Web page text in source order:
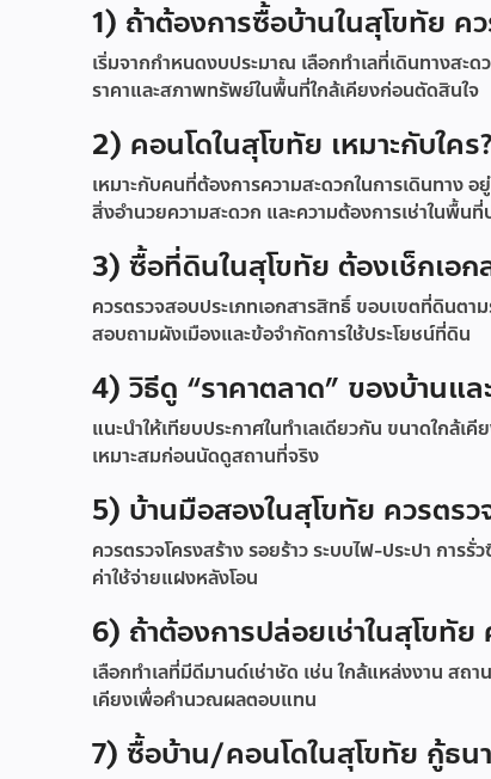
1) ถ้าต้องการซื้อบ้านในสุโขทัย คว
เริ่มจากกำหนดงบประมาณ เลือกทำเลที่เดินทางสะ
ราคาและสภาพทรัพย์ในพื้นที่ใกล้เคียงก่อนตัดสินใจ
2) คอนโดในสุโขทัย เหมาะกับใคร?
เหมาะกับคนที่ต้องการความสะดวกในการเดินทาง
สิ่งอำนวยความสะดวก และความต้องการเช่าในพื้นที่
3) ซื้อที่ดินในสุโขทัย ต้องเช็กเอกส
ควรตรวจสอบประเภทเอกสารสิทธิ์ ขอบเขตที่ดินต
สอบถามผังเมืองและข้อจำกัดการใช้ประโยชน์ที่ดิน
4) วิธีดู “ราคาตลาด” ของบ้านแล
แนะนำให้เทียบประกาศในทำเลเดียวกัน ขนาดใกล้
เหมาะสมก่อนนัดดูสถานที่จริง
5) บ้านมือสองในสุโขทัย ควรตรว
ควรตรวจโครงสร้าง รอยร้าว ระบบไฟ-ประปา กา
ค่าใช้จ่ายแฝงหลังโอน
6) ถ้าต้องการปล่อยเช่าในสุโขทัย
เลือกทำเลที่มีดีมานด์เช่าชัด เช่น ใกล้แหล่งงาน สถ
เคียงเพื่อคำนวณผลตอบแทน
7) ซื้อบ้าน/คอนโดในสุโขทัย กู้ธน